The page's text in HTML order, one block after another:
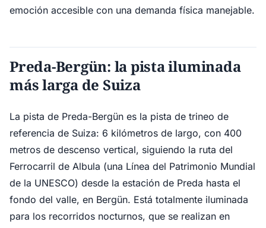
emoción accesible con una demanda física manejable.
Preda-Bergün: la pista iluminada
más larga de Suiza
La pista de Preda-Bergün es la pista de trineo de
referencia de Suiza: 6 kilómetros de largo, con 400
metros de descenso vertical, siguiendo la ruta del
Ferrocarril de Albula (una Línea del Patrimonio Mundial
de la UNESCO) desde la estación de Preda hasta el
fondo del valle, en Bergün. Está totalmente iluminada
para los recorridos nocturnos, que se realizan en